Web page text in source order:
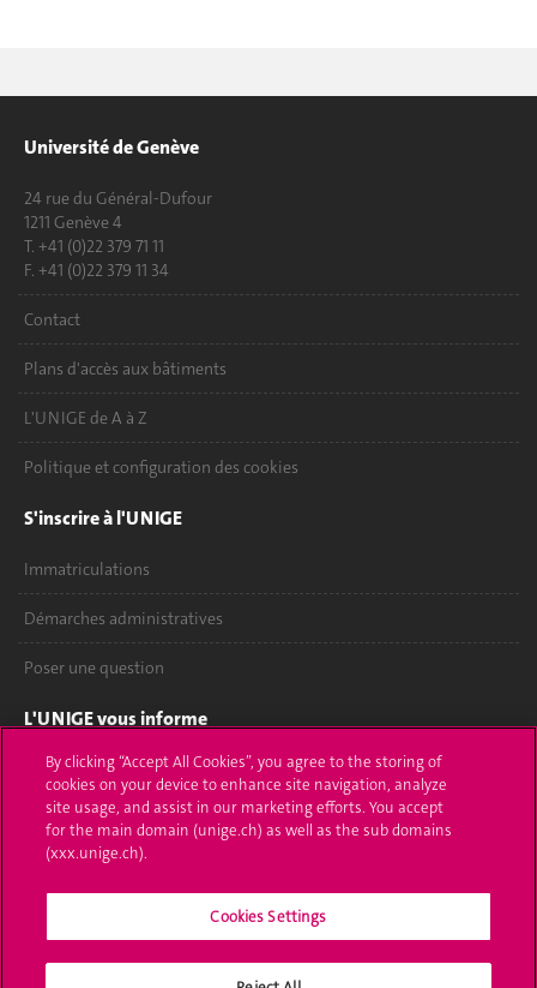
Université de Genève
24 rue du Général-Dufour
1211 Genève 4
T. +41 (0)22 379 71 11
F. +41 (0)22 379 11 34
Contact
Plans d'accès aux bâtiments
L'UNIGE de A à Z
Politique et configuration des cookies
S'inscrire à l'UNIGE
Immatriculations
Démarches administratives
Poser une question
L'UNIGE vous informe
UNIGE Mobile
Médias
Offres d'emploi
Calendrier académique
By clicking “Accept All Cookies”, you agree to the storing of
cookies on your device to enhance site navigation, analyze
site usage, and assist in our marketing efforts. You accept
for the main domain (unige.ch) as well as the sub domains
(xxx.unige.ch).
Cookies Settings